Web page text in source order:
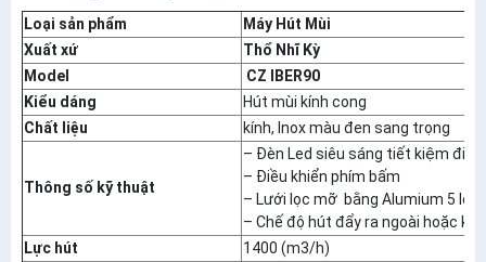
Loại sản phẩm
Máy Hút Mùi
Xuất xứ
Thổ Nhĩ Kỳ
Model
CZ IBER90
Kiểu dáng
Hút mùi kính cong
Chất liệu
kính, Inox màu đen sang trọng
Thông số kỹ thuật
– Đèn Led siêu sáng tiết kiệm điện
– Điều khiển phím bấm
– Lưới lọc mỡ bằng Alumium 5 lớp
– Chế độ hút đẩy ra ngoài hoặc
Lực hút
1400 (m3/h)